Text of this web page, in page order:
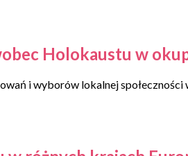
Holokaustu w
i wyborów lokalnej